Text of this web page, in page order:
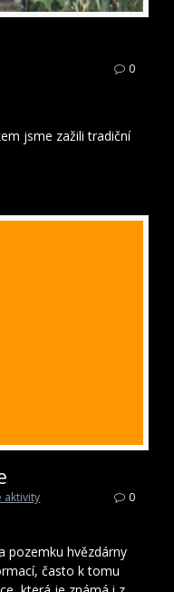
0
jsme zažili tradiční
aktivity
0
pozemku hvězdárny
často k tomu